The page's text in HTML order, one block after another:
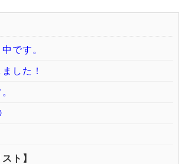
です。
した！
ト】